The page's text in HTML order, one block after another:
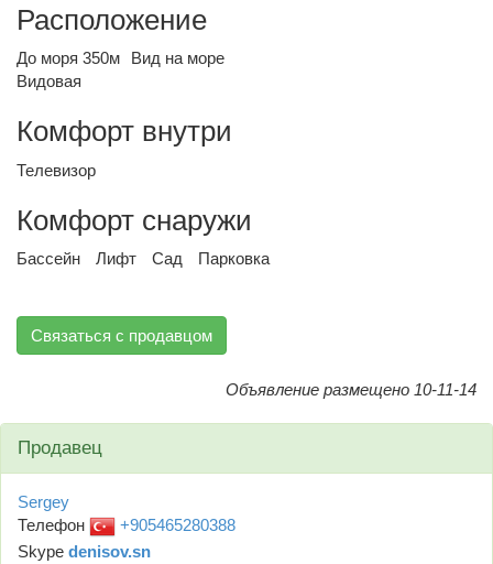
Расположение
До моря 350м
Вид на море
Видовая
Комфорт внутри
Телевизор
Комфорт снаружи
Бассейн Лифт Сад Парковка
Связаться с продавцом
Объявление размещено 10-11-14
Продавец
Sergey
Телефон
+905465280388
Skype denisov.sn